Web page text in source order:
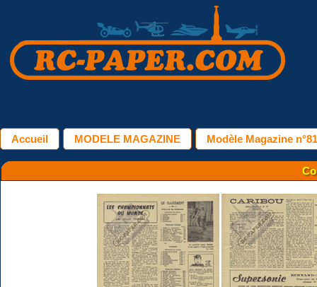
Accueil MODELE MAGAZINE Modèle Magazine